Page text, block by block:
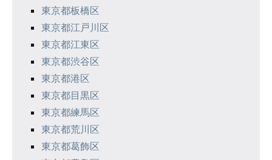
東京都板橋区
東京都江戸川区
東京都江東区
東京都渋谷区
東京都港区
東京都目黒区
東京都練馬区
東京都荒川区
東京都葛飾区